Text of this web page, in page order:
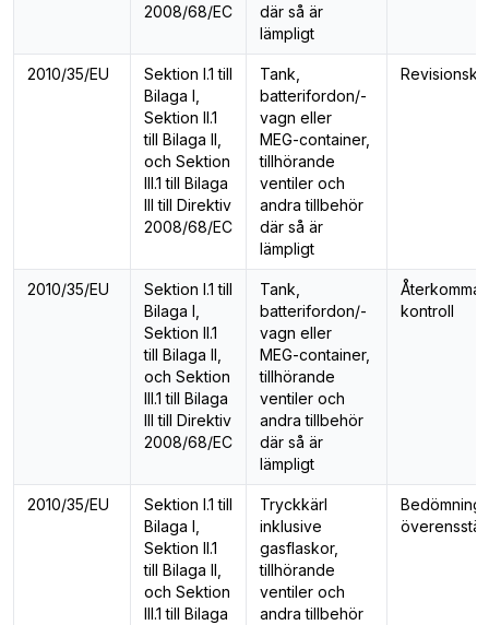
2008/68/EC
där så är
lämpligt
2010/35/EU
Sektion I.1 till
Bilaga I,
Sektion II.1
till Bilaga II,
och Sektion
III.1 till Bilaga
III till Direktiv
2008/68/EC
Tank,
batterifordon/-
vagn eller
MEG-container,
tillhörande
ventiler och
andra tillbehör
där så är
lämpligt
2010/35/EU
Sektion I.1 till
Bilaga I,
Sektion II.1
till Bilaga II,
och Sektion
III.1 till Bilaga
III till Direktiv
2008/68/EC
Tank,
batterifordon/-
vagn eller
MEG-container,
tillhörande
ventiler och
andra tillbehör
där så är
lämpligt
kontroll
2010/35/EU
Sektion I.1 till
Bilaga I,
Sektion II.1
till Bilaga II,
och Sektion
III.1 till Bilaga
Tryckkärl
inklusive
gasflaskor,
tillhörande
ventiler och
andra tillbehör
Bedömning